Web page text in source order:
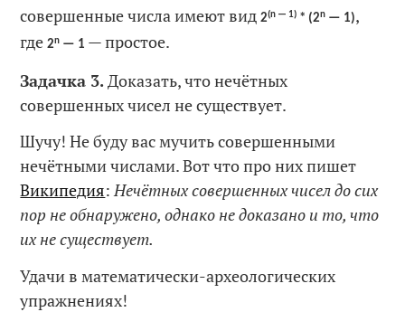
совершенные числа имеют вид2(n — 1) * (2n — 1),
где2n — 1 — простое.
Задачка 3. Доказать, что нечётных
совершенных чисел не существует.
Шучу! Не буду вас мучить совершенными
нечётными числами. Вот что про них пишет
Википедия:Нечётных совершенных чисел до сих
пор не обнаружено, однако не доказано и то, что
их не существует.
Удачи в математически-археологических
упражнениях!